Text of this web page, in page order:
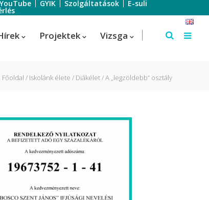
GYIK Szolgáltatások E-suli
Turisztikai technikus – 1 éves
képzés!
(Idegenvezető)
Projektek Vizsga
Főoldal Iskolánk élete Diákélet A „legzöldebb” osztály